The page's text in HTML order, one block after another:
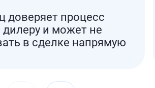
доверяет процесс
и может не
в сделке напрямую